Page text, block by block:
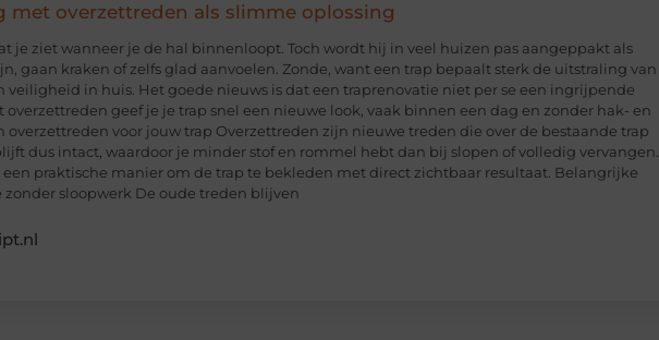
met overzettreden als slimme oplossing
je ziet wanneer je de hal binnenloopt. Toch wordt hij in veel huizen pas aangeppakt als
gaan kraken of zelfs glad aanvoelen. Zonde, want een trap bepaalt sterk de uitstraling van
veiligheid in huis. Het goede nieuws is dat een traprenovatie niet per se een ingrijpende
geef je je trap snel een nieuwe look, vaak binnen een dag en zonder hak- en
overzettreden voor jouw trap Overzettreden zijn nieuwe treden die over de bestaande trap
dus intact, waardoor je minder stof en rommel hebt dan bij slopen of volledig vervangen.
een praktische manier om de trap te bekleden met direct zichtbaar resultaat. Belangrijke
zonder sloopwerk De oude treden blijven